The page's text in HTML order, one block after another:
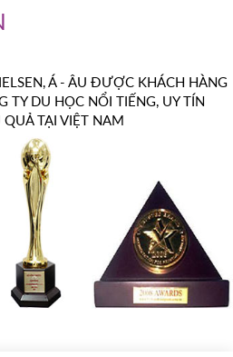
Á - ÂU ĐƯỢC KHÁCH HÀNG
TY DU HỌC NỔI TIẾNG, UY TÍN
QUẢ TẠI VIỆT NAM